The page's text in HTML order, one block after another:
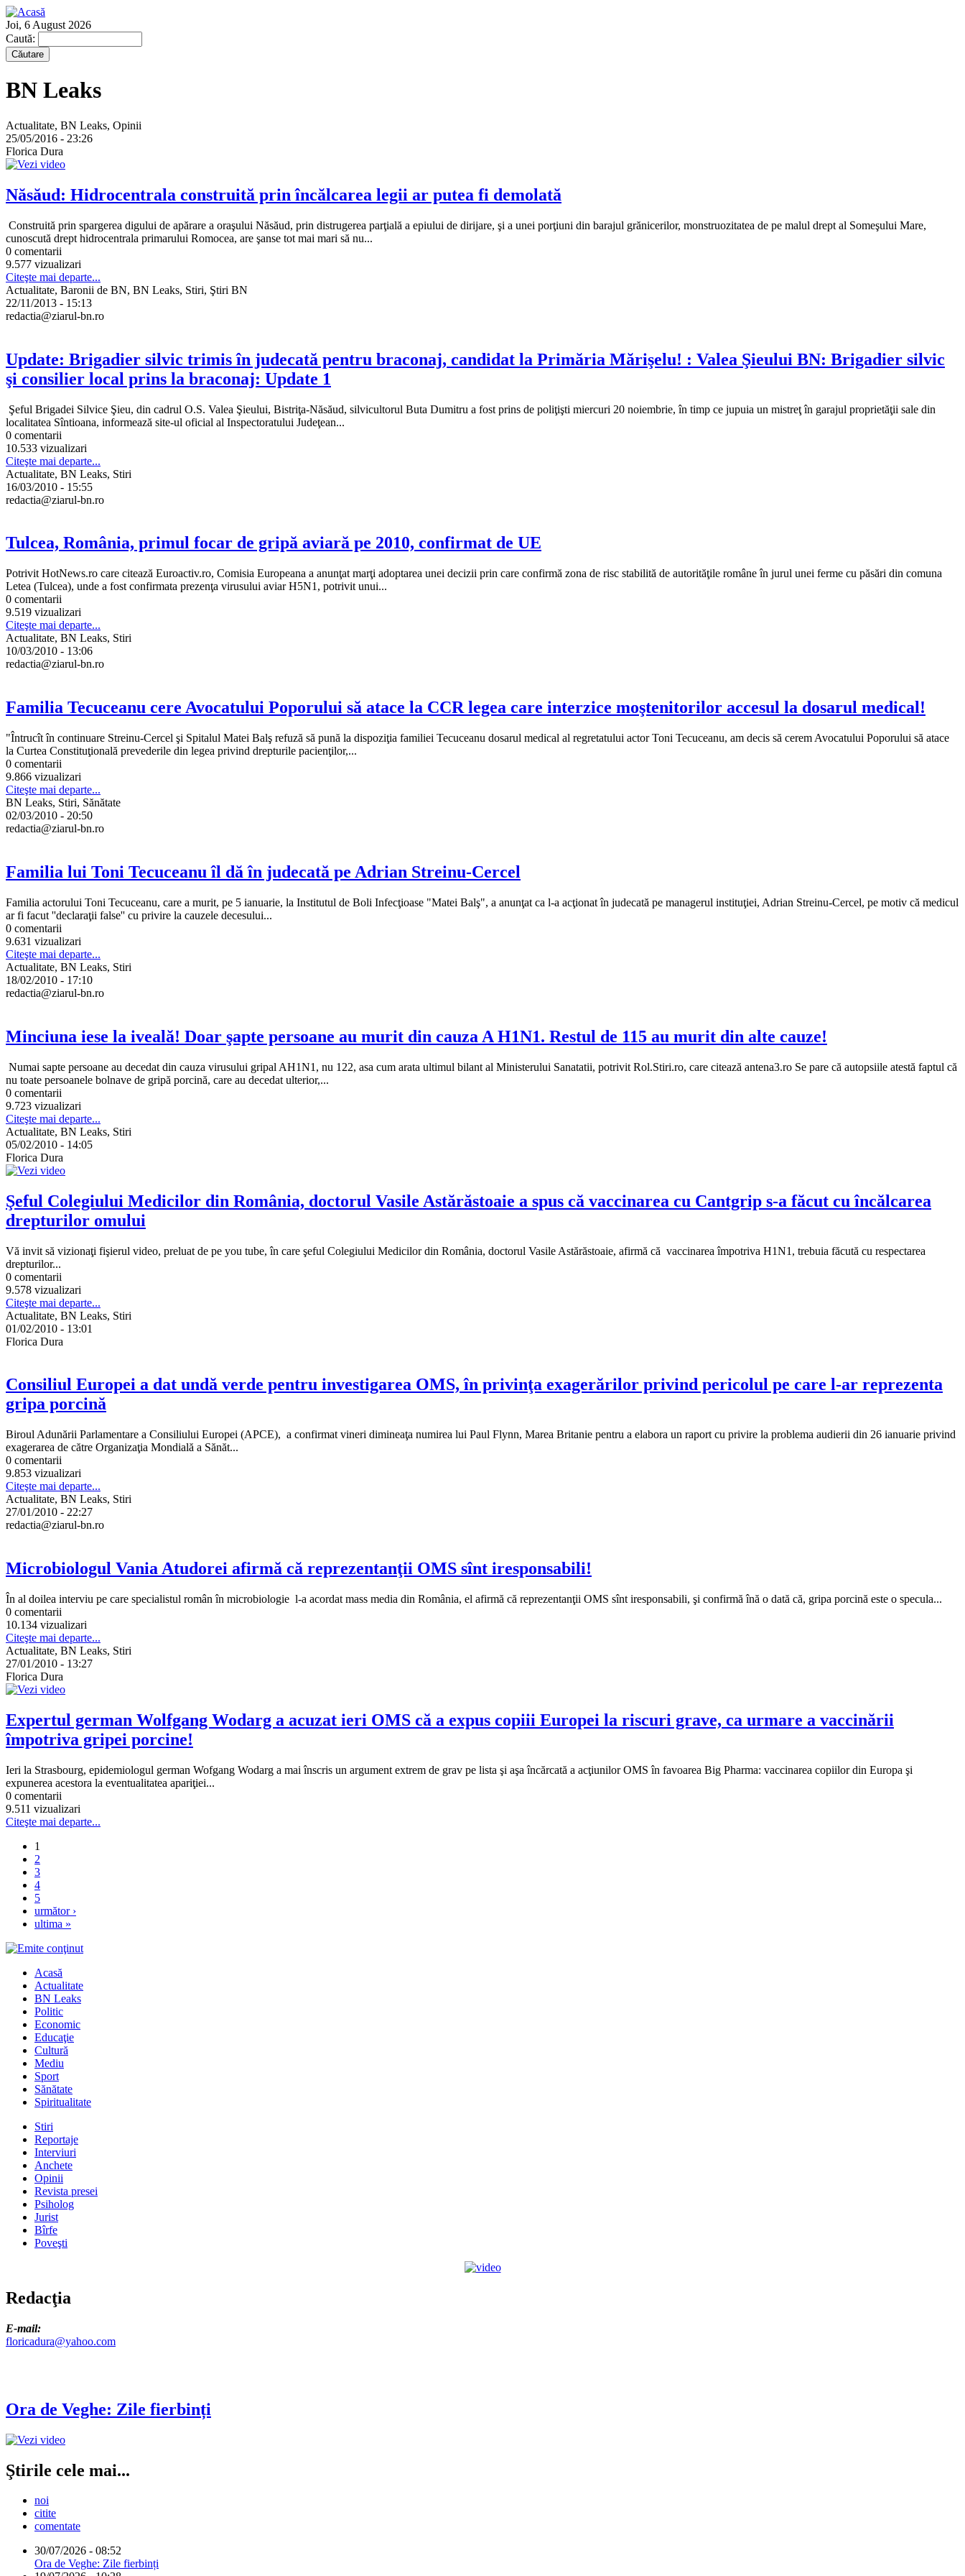
Joi, 6 August 2026
Caută:
BN Leaks
Actualitate, BN Leaks, Opinii
25/05/2016 - 23:26
Florica Dura
Năsăud: Hidrocentrala construită prin încălcarea legii ar putea fi demolată
Construită prin spargerea digului de apărare a oraşului Năsăud, prin distrugerea parţială a epiului de dirijare, şi a unei porţiuni din barajul grănicerilor, monstruozitatea de pe malul drept al Someşului Mare,
cunoscută drept hidrocentrala primarului Romocea, are şanse tot mai mari să nu...
0 comentarii
9.577 vizualizari
Citeşte mai departe...
Actualitate, Baronii de BN, BN Leaks, Stiri, Ştiri BN
22/11/2013 - 15:13
redactia@ziarul-bn.ro
Update: Brigadier silvic trimis în judecată pentru braconaj, candidat la Primăria Mărişelu! : Valea Şieului BN: Brigadier silvic
şi consilier local prins la braconaj: Update 1
Şeful Brigadei Silvice Şieu, din cadrul O.S. Valea Şieului, Bistriţa-Năsăud, silvicultorul Buta Dumitru a fost prins de poliţişti miercuri 20 noiembrie, în timp ce jupuia un mistreţ în garajul proprietăţii sale din
localitatea Sîntioana, informează site-ul oficial al Inspectoratului Judeţean...
0 comentarii
10.533 vizualizari
Citeşte mai departe...
Actualitate, BN Leaks, Stiri
16/03/2010 - 15:55
redactia@ziarul-bn.ro
Tulcea, România, primul focar de gripă aviară pe 2010, confirmat de UE
Potrivit HotNews.ro care citează Euroactiv.ro, Comisia Europeana a anunţat marţi adoptarea unei decizii prin care confirmă zona de risc stabilită de autorităţile române în jurul unei ferme cu păsări din comuna
Letea (Tulcea), unde a fost confirmata prezenţa virusului aviar H5N1, potrivit unui...
0 comentarii
9.519 vizualizari
Citeşte mai departe...
Actualitate, BN Leaks, Stiri
10/03/2010 - 13:06
redactia@ziarul-bn.ro
Familia Tecuceanu cere Avocatului Poporului să atace la CCR legea care interzice moştenitorilor accesul la dosarul medical!
"Întrucît în continuare Streinu-Cercel şi Spitalul Matei Balş refuză să pună la dispoziţia familiei Tecuceanu dosarul medical al regretatului actor Toni Tecuceanu, am decis să cerem Avocatului Poporului să atace
la Curtea Constituţională prevederile din legea privind drepturile pacienţilor,...
0 comentarii
9.866 vizualizari
Citeşte mai departe...
BN Leaks, Stiri, Sănătate
02/03/2010 - 20:50
redactia@ziarul-bn.ro
Familia lui Toni Tecuceanu îl dă în judecată pe Adrian Streinu-Cercel
Familia actorului Toni Tecuceanu, care a murit, pe 5 ianuarie, la Institutul de Boli Infecţioase "Matei Balş", a anunţat ca l-a acţionat în judecată pe managerul instituţiei, Adrian Streinu-Cercel, pe motiv că medicul
ar fi facut ''declaraţii false'' cu privire la cauzele decesului...
0 comentarii
9.631 vizualizari
Citeşte mai departe...
Actualitate, BN Leaks, Stiri
18/02/2010 - 17:10
redactia@ziarul-bn.ro
Minciuna iese la iveală! Doar şapte persoane au murit din cauza A H1N1. Restul de 115 au murit din alte cauze!
Numai sapte persoane au decedat din cauza virusului gripal AH1N1, nu 122, asa cum arata ultimul bilant al Ministerului Sanatatii, potrivit Rol.Stiri.ro, care citează antena3.ro Se pare că autopsiile atestă faptul că
nu toate persoanele bolnave de gripă porcină, care au decedat ulterior,...
0 comentarii
9.723 vizualizari
Citeşte mai departe...
Actualitate, BN Leaks, Stiri
05/02/2010 - 14:05
Florica Dura
Şeful Colegiului Medicilor din România, doctorul Vasile Astărăstoaie a spus că vaccinarea cu Cantgrip s-a făcut cu încălcarea
drepturilor omului
Vă invit să vizionaţi fişierul video, preluat de pe you tube, în care şeful Colegiului Medicilor din România, doctorul Vasile Astărăstoaie, afirmă că vaccinarea împotriva H1N1, trebuia făcută cu respectarea
drepturilor...
0 comentarii
9.578 vizualizari
Citeşte mai departe...
Actualitate, BN Leaks, Stiri
01/02/2010 - 13:01
Florica Dura
Consiliul Europei a dat undă verde pentru investigarea OMS, în privinţa exagerărilor privind pericolul pe care l-ar reprezenta
gripa porcină
Biroul Adunării Parlamentare a Consiliului Europei (APCE), a confirmat vineri dimineaţa numirea lui Paul Flynn, Marea Britanie pentru a elabora un raport cu privire la problema audierii din 26 ianuarie privind
exagerarea de către Organizaţia Mondială a Sănăt...
0 comentarii
9.853 vizualizari
Citeşte mai departe...
Actualitate, BN Leaks, Stiri
27/01/2010 - 22:27
redactia@ziarul-bn.ro
Microbiologul Vania Atudorei afirmă că reprezentanţii OMS sînt iresponsabili!
În al doilea interviu pe care specialistul român în microbiologie l-a acordat mass media din România, el afirmă că reprezentanţii OMS sînt iresponsabili, şi confirmă înă o dată că, gripa porcină este o specula...
0 comentarii
10.134 vizualizari
Citeşte mai departe...
Actualitate, BN Leaks, Stiri
27/01/2010 - 13:27
Florica Dura
Expertul german Wolfgang Wodarg a acuzat ieri OMS că a expus copiii Europei la riscuri grave, ca urmare a vaccinării
împotriva gripei porcine!
Ieri la Strasbourg, epidemiologul german Wofgang Wodarg a mai înscris un argument extrem de grav pe lista şi aşa încărcată a acţiunilor OMS în favoarea Big Pharma: vaccinarea copiilor din Europa şi
expunerea acestora la eventualitatea apariţiei...
0 comentarii
9.511 vizualizari
Citeşte mai departe...
1
2
3
4
5
următor ›
ultima »
Acasă
Actualitate
BN Leaks
Politic
Economic
Educaţie
Cultură
Mediu
Sport
Sănătate
Spiritualitate
Stiri
Reportaje
Interviuri
Anchete
Opinii
Revista presei
Psiholog
Jurist
Bîrfe
Poveşti
Redacţia
E-mail:
floricadura@yahoo.com
Ora de Veghe: Zile fierbinți
Ştirile cele mai...
noi
citite
comentate
30/07/2026 - 08:52
Ora de Veghe: Zile fierbinți